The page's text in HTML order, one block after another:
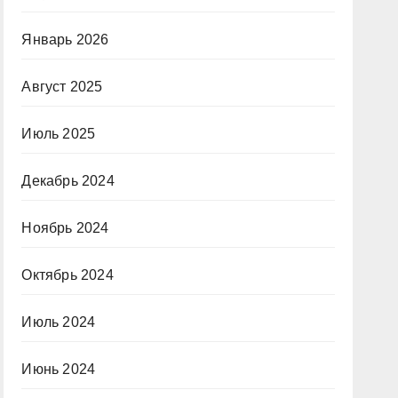
Январь 2026
Август 2025
Июль 2025
Декабрь 2024
Ноябрь 2024
Октябрь 2024
Июль 2024
Июнь 2024